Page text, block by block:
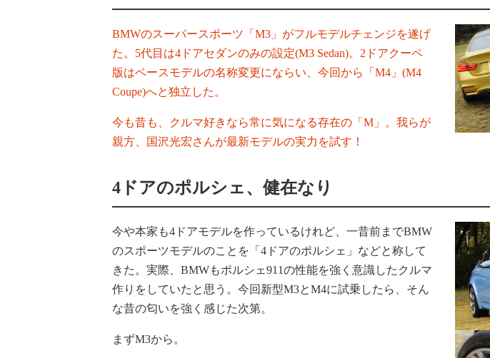
BMWのスーパースポーツ「M3」がフルモデルチェンジを遂げ
た。5代目は4ドアセダンのみの設定(M3 Sedan)。2ドアクーペ
版はベースモデルの名称変更にならい、今回から「M4」(M4
Coupe)へと独立した。
今も昔も、クルマ好きなら常に気になる存在の「M」。我らが
親方、国沢光宏さんが最新モデルの実力を試す！
4ドアのポルシェ、健在なり
今や本家も4ドアモデルを作っているけれど、一昔前までBMW
のスポーツモデルのことを「4ドアのポルシェ」などと称して
きた。実際、BMWもポルシェ911の性能を強く意識したクルマ
作りをしていたと思う。今回新型M3とM4に試乗したら、そん
な昔の匂いを強く感じた次第。
まずM3から。